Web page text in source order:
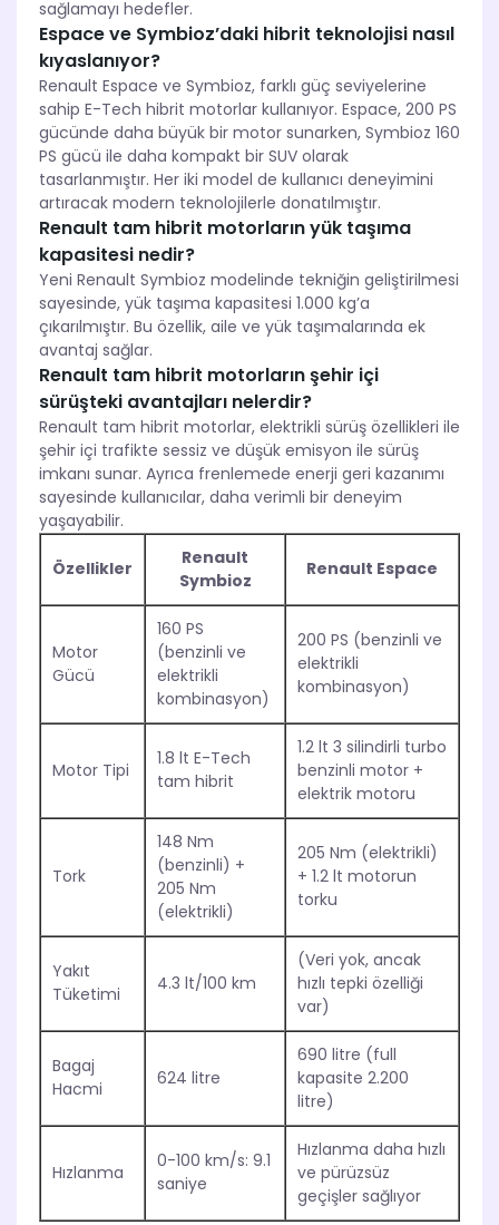
sağlamayı hedefler.
Espace ve Symbioz’daki hibrit teknolojisi nasıl
kıyaslanıyor?
Renault Espace ve Symbioz, farklı güç seviyelerine
sahip E-Tech hibrit motorlar kullanıyor. Espace, 200 PS
gücünde daha büyük bir motor sunarken, Symbioz 160
PS gücü ile daha kompakt bir SUV olarak
tasarlanmıştır. Her iki model de kullanıcı deneyimini
artıracak modern teknolojilerle donatılmıştır.
Renault tam hibrit motorların yük taşıma
kapasitesi nedir?
Yeni Renault Symbioz modelinde tekniğin geliştirilmesi
sayesinde, yük taşıma kapasitesi 1.000 kg’a
çıkarılmıştır. Bu özellik, aile ve yük taşımalarında ek
avantaj sağlar.
Renault tam hibrit motorların şehir içi
sürüşteki avantajları nelerdir?
Renault tam hibrit motorlar, elektrikli sürüş özellikleri ile
şehir içi trafikte sessiz ve düşük emisyon ile sürüş
imkanı sunar. Ayrıca frenlemede enerji geri kazanımı
sayesinde kullanıcılar, daha verimli bir deneyim
yaşayabilir.
Özellikler
Renault
Symbioz
Renault Espace
Motor
Gücü
160 PS
(benzinli ve
elektrikli
kombinasyon)
200 PS (benzinli ve
elektrikli
kombinasyon)
Motor Tipi
1.8 lt E-Tech
tam hibrit
1.2 lt 3 silindirli turbo
benzinli motor +
elektrik motoru
Tork
148 Nm
(benzinli) +
205 Nm
(elektrikli)
205 Nm (elektrikli)
+ 1.2 lt motorun
torku
Yakıt
Tüketimi
4.3 lt/100 km
(Veri yok, ancak
hızlı tepki özelliği
var)
Bagaj
Hacmi
624 litre
690 litre (full
kapasite 2.200
litre)
Hızlanma
0-100 km/s: 9.1
saniye
Hızlanma daha hızlı
ve pürüzsüz
geçişler sağlıyor